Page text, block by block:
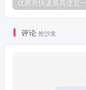
评论 抢沙发